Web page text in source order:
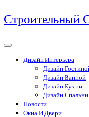
Перейти
к
Строительный
Дизайн Интерьера
Дизайн
Дизайн Ванной
Дизайн Кухни
Дизайн Спальни
Новости
Окна И Двери